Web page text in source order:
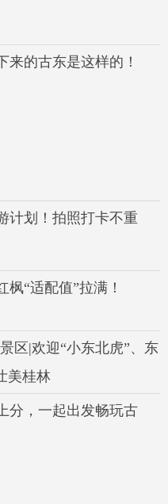
来的古东是这样的！
计划！拍照打卡不重
枫“适配值”拉满！
区|欢迎“小东北虎”、东
美桂林
分，一起出发畅玩古